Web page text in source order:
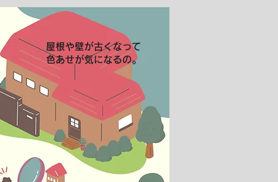
屋根や壁が古くなって
色あせが気になるの。